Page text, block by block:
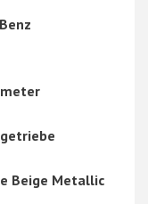
Beige Metallic